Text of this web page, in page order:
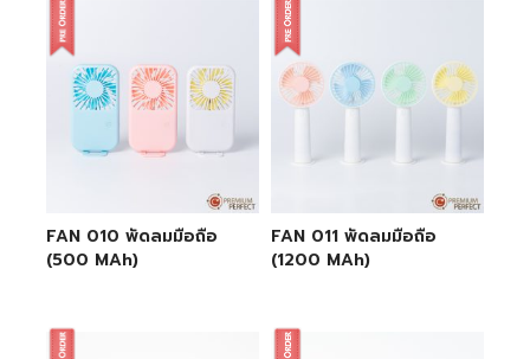
FAN 010 พัดลมมือถือ
(500 MAh)
FAN 011 พัดลมมือถือ
(1200 MAh)